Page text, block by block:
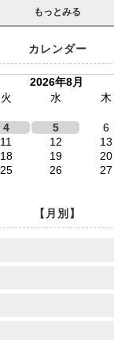
もっとみる
カレンダー
2026年8月
火 水 木
4 5 6
11 12 13
18 19 20
25 26 27
【月別】